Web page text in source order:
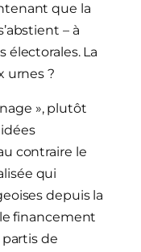
que la
– à
électorales. La
urnes ?
», plutôt
contraire le
qui
depuis la
financement
de